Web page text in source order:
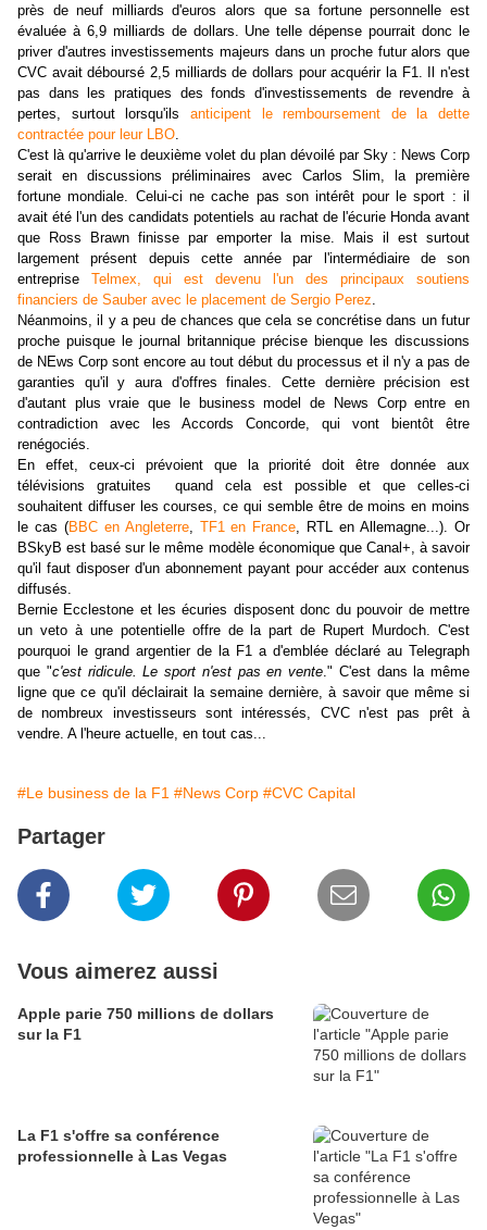
près de neuf milliards d'euros alors que sa fortune personnelle est
évaluée à 6,9 milliards de dollars. Une telle dépense pourrait donc le
priver d'autres investissements majeurs dans un proche futur alors que
CVC avait déboursé 2,5 milliards de dollars pour acquérir la F1. Il n'est
pas dans les pratiques des fonds d'investissements de revendre à
pertes, surtout lorsqu'ils anticipent le remboursement de la dette
contractée pour leur LBO.
C'est là qu'arrive le deuxième volet du plan dévoilé par Sky : News Corp
serait en discussions préliminaires avec Carlos Slim, la première
fortune mondiale. Celui-ci ne cache pas son intérêt pour le sport : il
avait été l'un des candidats potentiels au rachat de l'écurie Honda avant
que Ross Brawn finisse par emporter la mise. Mais il est surtout
largement présent depuis cette année par l'intermédiaire de son
entreprise Telmex, qui est devenu l'un des principaux soutiens
financiers de Sauber avec le placement de Sergio Perez.
Néanmoins, il y a peu de chances que cela se concrétise dans un futur
proche puisque le journal britannique précise bienque les discussions
de NEws Corp sont encore au tout début du processus et il n'y a pas de
garanties qu'il y aura d'offres finales. Cette dernière précision est
d'autant plus vraie que le business model de News Corp entre en
contradiction avec les Accords Concorde, qui vont bientôt être
renégociés.
En effet, ceux-ci prévoient que la priorité doit être donnée aux
télévisions gratuites quand cela est possible et que celles-ci
souhaitent diffuser les courses, ce qui semble être de moins en moins
le cas (BBC en Angleterre, TF1 en France, RTL en Allemagne...). Or
BSkyB est basé sur le même modèle économique que Canal+, à savoir
qu'il faut disposer d'un abonnement payant pour accéder aux contenus
diffusés.
Bernie Ecclestone et les écuries disposent donc du pouvoir de mettre
un veto à une potentielle offre de la part de Rupert Murdoch. C'est
pourquoi le grand argentier de la F1 a d'emblée déclaré au Telegraph
que "c'est ridicule. Le sport n'est pas en vente." C'est dans la même
ligne que ce qu'il déclairait la semaine dernière, à savoir que même si
de nombreux investisseurs sont intéressés, CVC n'est pas prêt à
vendre. A l'heure actuelle, en tout cas...
#Le business de la F1 #News Corp #CVC Capital
Partager
Vous aimerez aussi
Apple parie 750 millions de dollars
sur la F1
La F1 s'offre sa conférence
professionnelle à Las Vegas